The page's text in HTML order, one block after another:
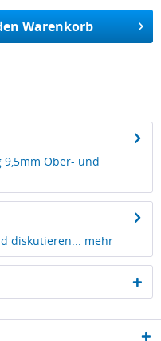
Warenkorb
9,5mm Ober- und
diskutieren... mehr